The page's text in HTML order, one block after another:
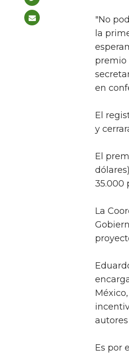
"No
la
premio
en
El
y
El
35.000
La
Es por